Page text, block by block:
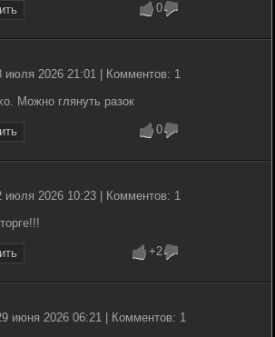
0
июля 2026 21:01 | Комментов: 1
Можно глянуть разок
0
июля 2026 10:23 | Комментов: 1
+2
июня 2026 06:21 | Комментов: 1